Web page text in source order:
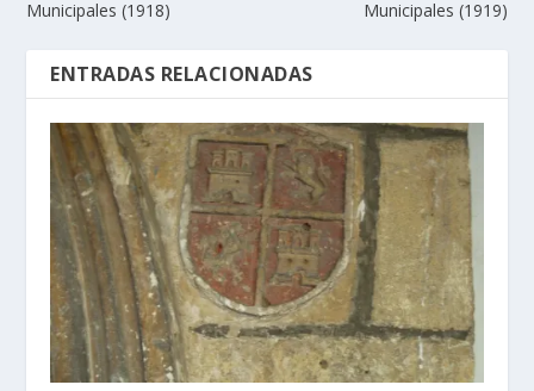
Municipales (1918)
Municipales (1919)
ENTRADAS RELACIONADAS